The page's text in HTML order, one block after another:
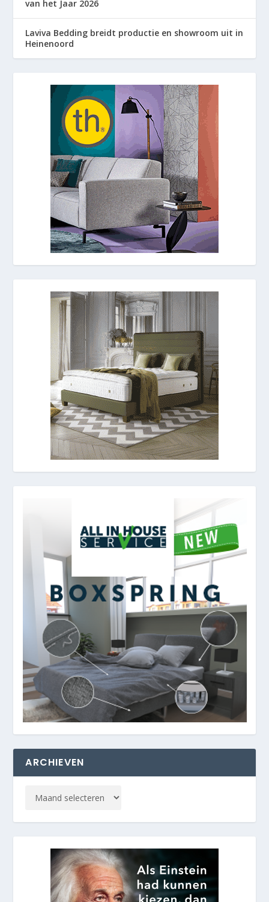
van het Jaar 2026
Laviva Bedding breidt productie en showroom uit in
Heinenoord
ARCHIEVEN